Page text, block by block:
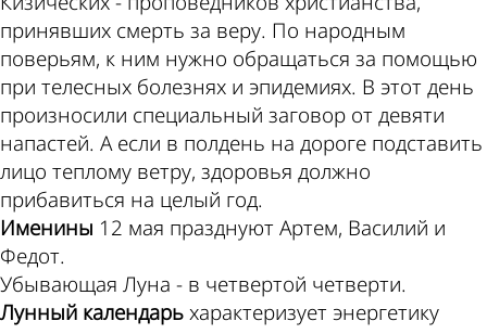
принявших смерть за веру. По народным
поверьям, к ним нужно обращаться за помощью
при телесных болезнях и эпидемиях. В этот день
произносили специальный заговор от девяти
напастей. А если в полдень на дороге подставить
лицо теплому ветру, здоровья должно
прибавиться на целый год.
Именины 12 мая празднуют Артем, Василий и
Федот.
Убывающая Луна - в четвертой четверти.
Лунный календарьхарактеризует энергетику